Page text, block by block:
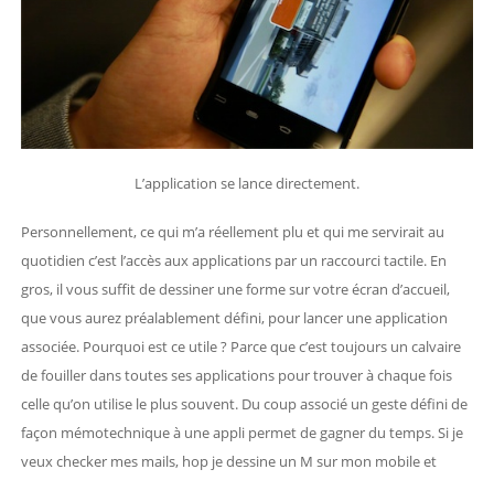
L’application se lance directement.
Personnellement, ce qui m’a réellement plu et qui me servirait au
quotidien c’est l’accès aux applications par un raccourci tactile. En
gros, il vous suffit de dessiner une forme sur votre écran d’accueil,
que vous aurez préalablement défini, pour lancer une application
associée. Pourquoi est ce utile ? Parce que c’est toujours un calvaire
de fouiller dans toutes ses applications pour trouver à chaque fois
celle qu’on utilise le plus souvent. Du coup associé un geste défini de
façon mémotechnique à une appli permet de gagner du temps. Si je
veux checker mes mails, hop je dessine un M sur mon mobile et